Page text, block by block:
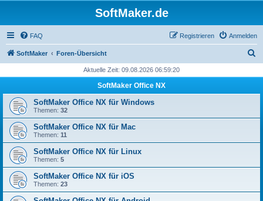
SoftMaker.de
FAQ Anmelden
Registrieren
SoftMaker Foren-Übersicht
h
Aktuelle Zeit: 09.08.2026 06:59:20
SoftMaker Office NX
SoftMaker Office NX für Windows
Themen: 32
SoftMaker Office NX für Mac
Themen: 11
SoftMaker Office NX für Linux
Themen: 5
SoftMaker Office NX für iOS
Themen: 23